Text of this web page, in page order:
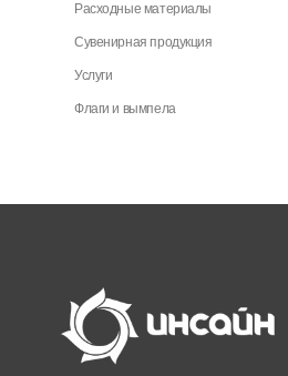
Расходные материалы
Сувенирная продукция
Услуги
Флаги и вымпела